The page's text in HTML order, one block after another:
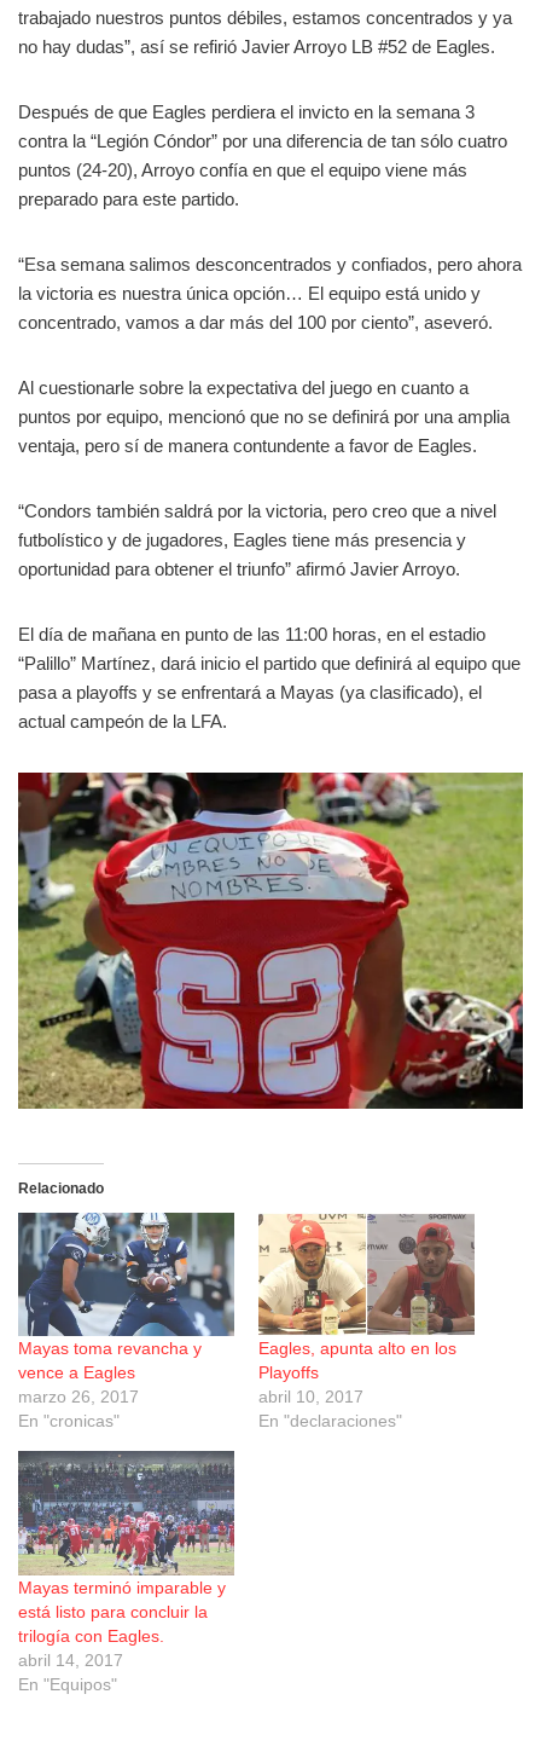
trabajado nuestros puntos débiles, estamos concentrados y ya
no hay dudas”, así se refirió Javier Arroyo LB #52 de Eagles.
Después de que Eagles perdiera el invicto en la semana 3
contra la “Legión Cóndor” por una diferencia de tan sólo cuatro
puntos (24-20), Arroyo confía en que el equipo viene más
preparado para este partido.
“Esa semana salimos desconcentrados y confiados, pero ahora
la victoria es nuestra única opción… El equipo está unido y
concentrado, vamos a dar más del 100 por ciento”, aseveró.
Al cuestionarle sobre la expectativa del juego en cuanto a
puntos por equipo, mencionó que no se definirá por una amplia
ventaja, pero sí de manera contundente a favor de Eagles.
“Condors también saldrá por la victoria, pero creo que a nivel
futbolístico y de jugadores, Eagles tiene más presencia y
oportunidad para obtener el triunfo” afirmó Javier Arroyo.
El día de mañana en punto de las 11:00 horas, en el estadio
“Palillo” Martínez, dará inicio el partido que definirá al equipo que
pasa a playoffs y se enfrentará a Mayas (ya clasificado), el
actual campeón de la LFA.
Relacionado
Mayas toma revancha y
vence a Eagles
marzo 26, 2017
En "cronicas"
Eagles, apunta alto en los
Playoffs
abril 10, 2017
En "declaraciones"
Mayas terminó imparable y
está listo para concluir la
trilogía con Eagles.
abril 14, 2017
En "Equipos"